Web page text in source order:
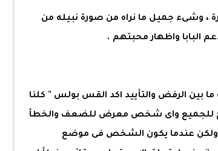
، وشىء جميل ما نراه من صورة نبيله من
البابا واظهار محبتهم .
بين الرفض والتأييد اكد القس بولس " كلنا
للجميع واى شخص معرض للضعف والخطأ
ولكن عندما يكون الشخص فى موضع